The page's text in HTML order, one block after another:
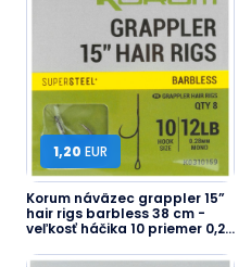
1,20 EUR
Korum náväzec grappler 15”
hair rigs barbless 38 cm -
veľkosť háčika 10 priemer 0,28